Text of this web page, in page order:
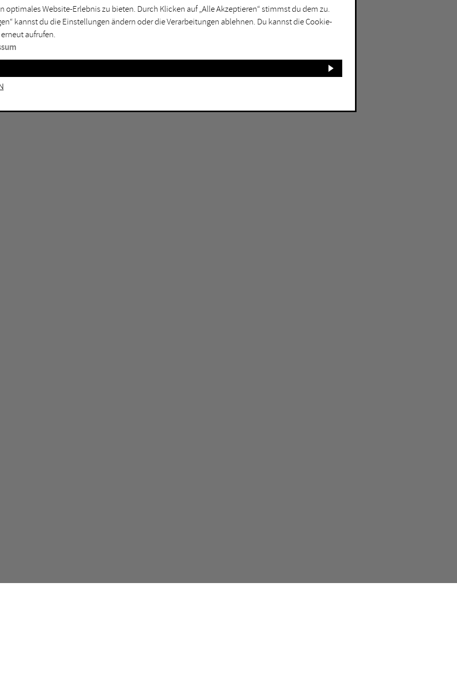
Marl
Mülheim an der Ruhr
optimales Website-Erlebnis zu bieten. Durch Klicken auf „Alle Akzeptieren“ stimmst du dem zu.
kannst du die Einstellungen ändern oder die Verarbeitungen ablehnen. Du kannst die Cookie-
aufrufen.